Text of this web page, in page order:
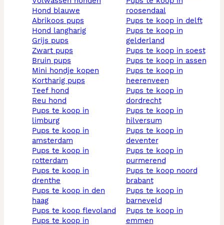
hond blauwe
abrikoos pups
hond langharig
grijs pups
zwart pups
bruin pups
mini hondje kopen
kortharig pups
teef hond
reu hond
pups te koop in
limburg
pups te koop in
amsterdam
pups te koop in
rotterdam
pups te koop in
drenthe
pups te koop in den
haag
pups te koop flevoland
pups te koop in
roosendaal
pups te koop in delft
pups te koop in
gelderland
pups te koop in soest
pups te koop in assen
pups te koop in
heerenveen
pups te koop in
dordrecht
pups te koop in
hilversum
pups te koop in
deventer
pups te koop in
purmerend
pups te koop noord
brabant
pups te koop in
barneveld
pups te koop in
emmen